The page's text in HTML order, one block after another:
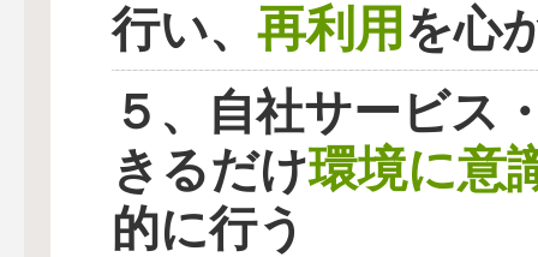
行い、 再利用を心
５、自社サービス
きるだけ環境に意
的に行う